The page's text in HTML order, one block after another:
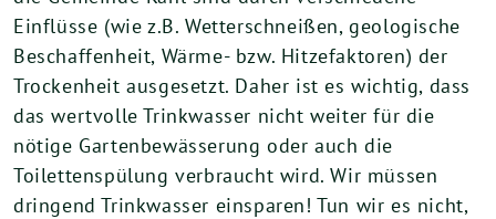
Einflüsse (wie z.B. Wetterschneißen, geologische
Beschaffenheit, Wärme- bzw. Hitzefaktoren) der
Trockenheit ausgesetzt. Daher ist es wichtig, dass
das wertvolle Trinkwasser nicht weiter für die
nötige Gartenbewässerung oder auch die
Toilettenspülung verbraucht wird. Wir müssen
dringend Trinkwasser einsparen! Tun wir es nicht,